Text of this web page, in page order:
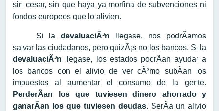
sin cesar, sin que haya ya morfina de subvenciones ni
fondos europeos que lo alivien.
Si la devaluaciÃ³n llegase, nos podrÃ­amos
salvar las ciudadanos, pero quizÃ¡s no los bancos. Si la
devaluaciÃ³n llegase, los estados podrÃ­an ayudar a
los bancos con el alivio de ver cÃ³mo subÃ­an los
impuestos al aumentar el consumo de la gente.
PerderÃ­an los que tuviesen dinero ahorrado y
ganarÃ­an los que tuviesen deudas. SerÃ­a un alivio